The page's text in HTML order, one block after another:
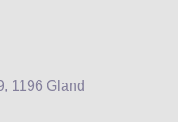
1196 Gland